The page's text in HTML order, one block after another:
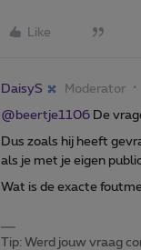
Like
DaisyS Moderator
@beertje1106 De
Dus zoals hij heeft
als je met je eigen
Wat is de exacte
Tip: Werd jouw vraag